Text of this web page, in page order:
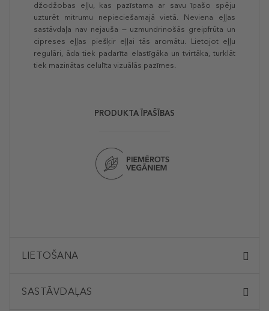
džodžobas eļļu, kas pazīstama ar savu īpašo spēju
uzturēt mitrumu nepieciešamajā vietā. Neviena eļļas
sastāvdaļa nav nejauša — uzmundrinošās greipfrūta un
cipreses eļļas piešķir eļļai tās aromātu. Lietojot eļļu
regulāri, āda tiek padarīta elastīgāka un tvirtāka, turklāt
tiek mazinātas celulīta vizuālās pazīmes.
PRODUKTA ĪPAŠĪBAS
LIETOŠANA
SASTĀVDAĻAS